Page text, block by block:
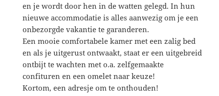
en je wordt door hen in de watten gelegd. In hun
nieuwe accommodatie is alles aanwezig om je een
onbezorgde vakantie te garanderen.
Een mooie comfortabele kamer met een zalig bed
en als je uitgerust ontwaakt, staat er een uitgebreid
ontbijt te wachten met o.a. zelfgemaakte
confituren en een omelet naar keuze!
Kortom, een adresje om te onthouden!